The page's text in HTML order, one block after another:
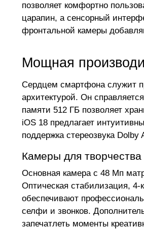
позволяет комфортно
царапин, а сенсорный
фронтальной камеры
Мощная
Сердцем смартфона служит
архитектурой. Он
памяти 512 ГБ позволяет
iOS 18 предлагает
поддержка стереозвука Dolby
Камеры для творчества
Основная камера с 48 Мп
Оптическая стабилизация, 4-
обеспечивают
селфи и звонков.
запечатлеть моменты